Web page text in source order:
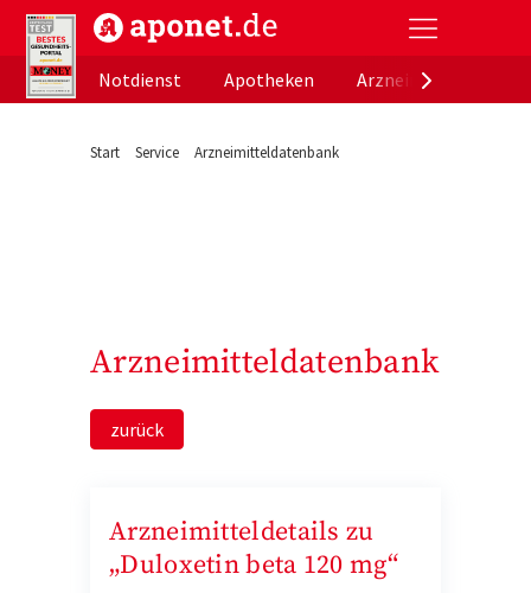
aponet.de - Das offizielle Gesundheitsportal der
Notdienst
Apotheken
Start Service Arzneimitteldatenbank
Arzneimitteldatenbank
zurück
Arzneimitteldetails zu
„Duloxetin beta 120 mg“